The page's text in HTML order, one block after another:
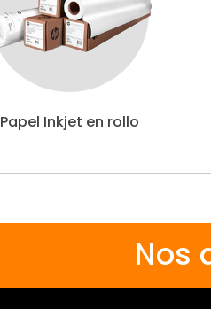
Papel Inkjet en rollo
Nos